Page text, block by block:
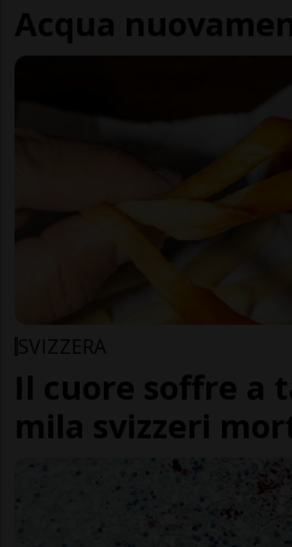
Acqua
SVIZZERA
Il cuore soffre a
mila svizzeri